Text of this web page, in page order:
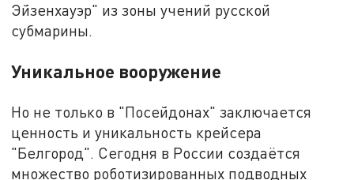
Эйзенхауэр" из зоны учений русской
субмарины.
Уникальное вооружение
Но не только в "Посейдонах" заключается
ценность и уникальность крейсера
"Белгород". Сегодня в России создаётся
множество роботизированных подводных